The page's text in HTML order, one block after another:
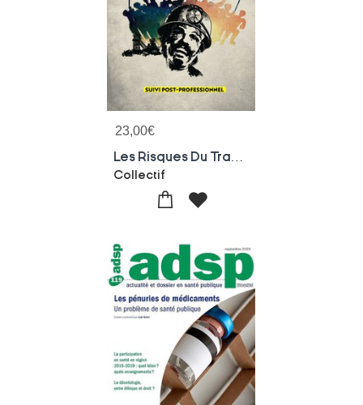
23,00€
Collectif